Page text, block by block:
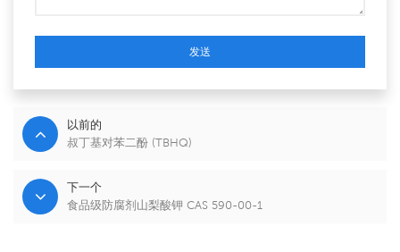
发送
以前的
叔丁基对苯二酚 (TBHQ)
下一个
食品级防腐剂山梨酸钾 CAS 590-00-1